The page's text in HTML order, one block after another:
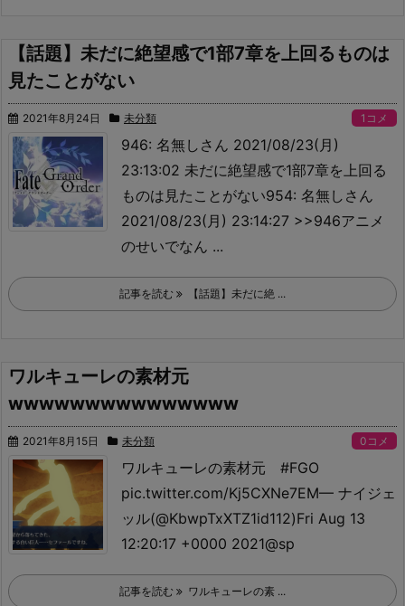
【話題】未だに絶望感で1部7章を上回るものは
見たことがない
2021年8月24日 未分類 1コメ
946: 名無しさん 2021/08/23(月)
23:13:02 未だに絶望感で1部7章を上回る
ものは見たことがない954: 名無しさん
2021/08/23(月) 23:14:27 >>946アニメ
のせいでなん ...
記事を読む 【話題】未だに絶 ...
ワルキューレの素材元
wwwwwwwwwwwwwww
2021年8月15日 未分類 0コメ
ワルキューレの素材元 #FGO
pic.twitter.com/Kj5CXNe7EM— ナイジェ
ッル(@KbwpTxXTZ1id112)Fri Aug 13
12:20:17 +0000 2021@sp
記事を読む ワルキューレの素 ...